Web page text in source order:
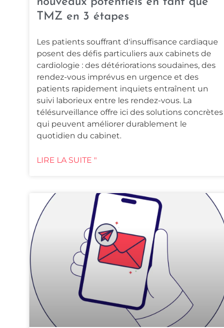
TMZ en 3 étapes
Les patients souffrant d'insuffisance cardiaque
posent des défis particuliers aux cabinets de
cardiologie : des détériorations soudaines, des
rendez-vous imprévus en urgence et des
patients rapidement inquiets entraînent un
suivi laborieux entre les rendez-vous. La
télésurveillance offre ici des solutions concrètes
qui peuvent améliorer durablement le
quotidien du cabinet.
LIRE LA SUITE "